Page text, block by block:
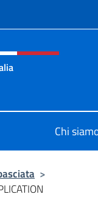
e
Chi
>